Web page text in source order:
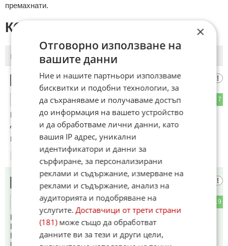
премахнати.
КОМЕНТАРИ КЪМ СТАТИЯТА
ПОСЛЕДНИ ПЪРВИ
Трол
7
ОТГОВОР
Щом и в Британия печели копейка, работите не отиват на
добре.
Коментиран от#5 ,#6,#11
🇧🇬БАЙ Х@Й‼️
19
ОТГОВОР
Найджъл Фараж беше ключова фигура в кампанията за
Брекзит, настоявайки Обединеното кралство да напусне
ЕС❗
×
Отговорно използване на
вашите данни
Ние и нашите партньори използваме
бисквитки и подобни технологии, за
да съхраняваме и получаваме достъп
до информация на вашето устройство
и да обработваме лични данни, като
вашия IP адрес, уникални
идентификатори и данни за
сърфиране, за персонализирани
реклами и съдържание, измерване на
реклами и съдържание, анализ на
аудиторията и подобряване на
услугите.Доставчици от трети страни
(181)може също да обработват
данните ви за тези и други цели,